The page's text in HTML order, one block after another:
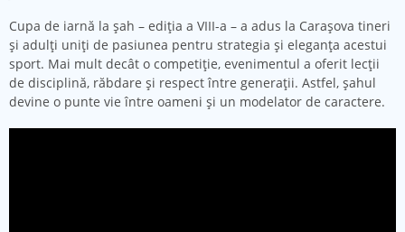
Cupa de iarnă la șah – ediția a VIII-a – a adus la Carașova tineri
și adulți uniți de pasiunea pentru strategia și eleganța acestui
sport. Mai mult decât o competiție, evenimentul a oferit lecții
de disciplină, răbdare și respect între generații. Astfel, șahul
devine o punte vie între oameni și un modelator de caractere.